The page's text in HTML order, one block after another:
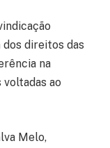
direitos das
na
ao
Melo,